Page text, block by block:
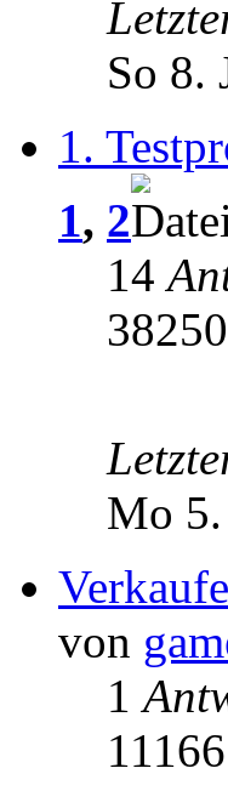
So 8.
1.
1, 2
14
38250
Mo
von
1
11166